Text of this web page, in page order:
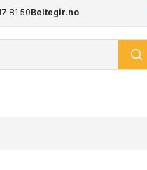
81 50Beltegir.no